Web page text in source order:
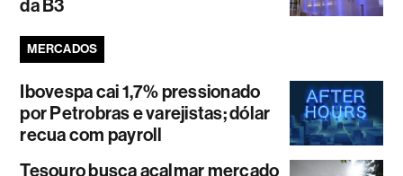
da B3
MERCADOS
Ibovespa cai 1,7% pressionado
por Petrobras e varejistas; dólar
recua com payroll
Tesouro busca acalmar mercado